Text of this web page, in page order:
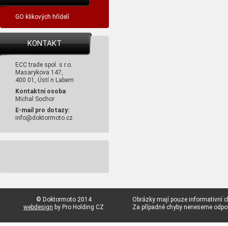
GO klikových hřídelí
KONTAKT
ECC trade spol. s r.o.
Masarykova 147,
400 01, Ústí n Labem
Kontaktní osoba
Michal Sochor
E-mail pro dotazy:
info@doktormoto.cz
© Doktormoto 2014
webdesign by Pro Holding CZ
Obrázky mají pouze informativní
Za případné chyby neneseme